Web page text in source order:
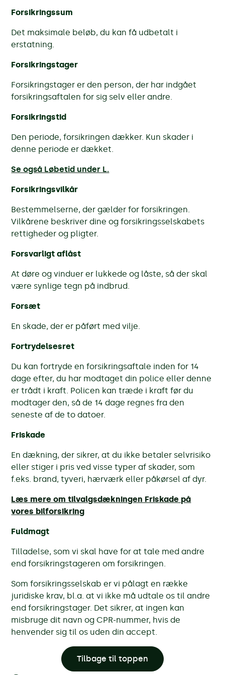
Forsikringssum
Det maksimale beløb, du kan få udbetalt i
erstatning.
Forsikringstager
Forsikringstager er den person, der har indgået
forsikringsaftalen for sig selv eller andre.
Forsikringstid
Den periode, forsikringen dækker. Kun skader i
denne periode er dækket.
Se også Løbetid under L.
Forsikringsvilkår
Bestemmelserne, der gælder for forsikringen.
Vilkårene beskriver dine og forsikringsselskabets
rettigheder og pligter.
Forsvarligt aflåst
At døre og vinduer er lukkede og låste, så der skal
være synlige tegn på indbrud.
Forsæt
En skade, der er påført med vilje.
Fortrydelsesret
Du kan fortryde en forsikringsaftale inden for 14
dage efter, du har modtaget din police eller denne
er trådt i kraft. Policen kan træde i kraft før du
modtager den, så de 14 dage regnes fra den
seneste af de to datoer.
Friskade
En dækning, der sikrer, at du ikke betaler selvrisiko
eller stiger i pris ved visse typer af skader, som
f.eks. brand, tyveri, hærværk eller påkørsel af dyr.
Læs mere om tilvalgsdækningen Friskade på
vores bilforsikring
Fuldmagt
Tilladelse, som vi skal have for at tale med andre
end forsikringstageren om forsikringen.
Som forsikringsselskab er vi pålagt en række
juridiske krav, bl.a. at vi ikke må udtale os til andre
end forsikringstager. Det sikrer, at ingen kan
misbruge dit navn og CPR-nummer, hvis de
henvender sig til os uden din accept.
Tilbage til toppen